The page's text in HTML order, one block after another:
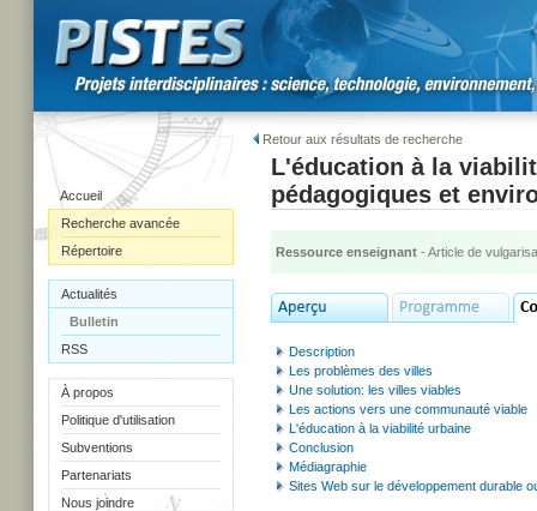
Accueil
Recherche avancée
Répertoire
Actualités
Bulletin
RSS
À propos
Politique d'utilisation
Subventions
Partenariats
Nous joindre
Retour aux résultats de recherche
L'éducation à la
pédagogiques et
Ressource enseignant - Article de
Description
Les problèmes des villes
Une solution: les villes viables
Les actions vers une communauté viable
L'éducation à la viabilité urbaine
Conclusion
Médiagraphie
Sites Web sur le développement durable